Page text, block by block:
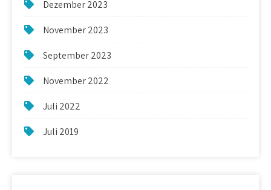
Dezember 2023
November 2023
September 2023
November 2022
Juli 2022
Juli 2019